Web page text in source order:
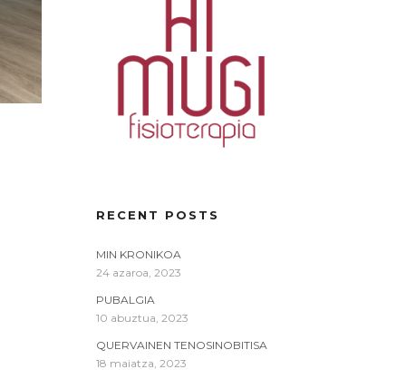
RECENT POSTS
MIN KRONIKOA
24 azaroa, 2023
PUBALGIA
10 abuztua, 2023
QUERVAINEN TENOSINOBITISA
18 maiatza, 2023